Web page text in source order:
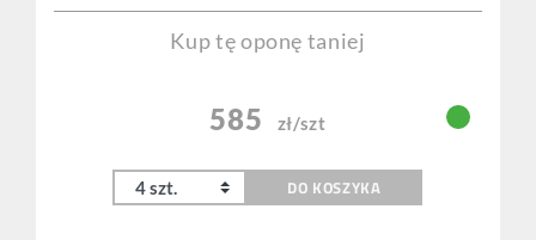
Kup tę oponę taniej
585 zł/szt
DO KOSZYKA